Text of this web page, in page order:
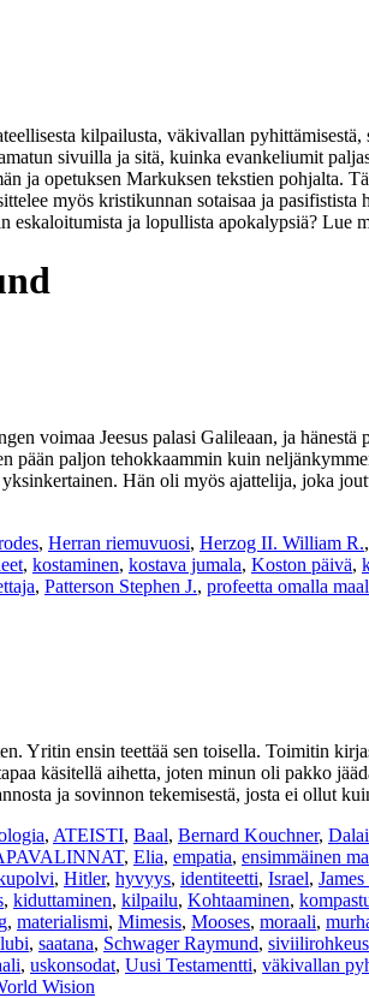
kilpailusta, väkivallan
sivuilla ja sitä, kuinka evankeliumit
ja opetuksen Markuksen tekstien pohjalta.
myös kristikunnan sotaisaa ja
eskaloitumista ja lopullista apokalypsiä? Lue
voimaa Jeesus palasi Galileaan, ja
pään paljon tehokkaammin kuin
Hän oli myös ajattelija, joka
, Herran riemuvuosi, Herzog II. William R.,
, kostaminen, kostava jumala, Koston päivä,
, Patterson Stephen J., profeetta omalla
Yritin ensin teettää sen toisella. Toimitin
käsitellä aihetta, joten minun oli pakko
ja sovinnon tekemisestä, josta ei ollut
, ATEISTI, Baal, Bernard Kouchner,
, Elia, empatia, ensimmäinen
, Hitler, hyvyys, identiteetti, Israel,
, kiduttaminen, kilpailu, Kohtaaminen,
, materialismi, Mimesis, Mooses, moraali,
, saatana, Schwager Raymund, siviilirohkeus
, uskonsodat, Uusi Testamentti, väkivallan
Wision